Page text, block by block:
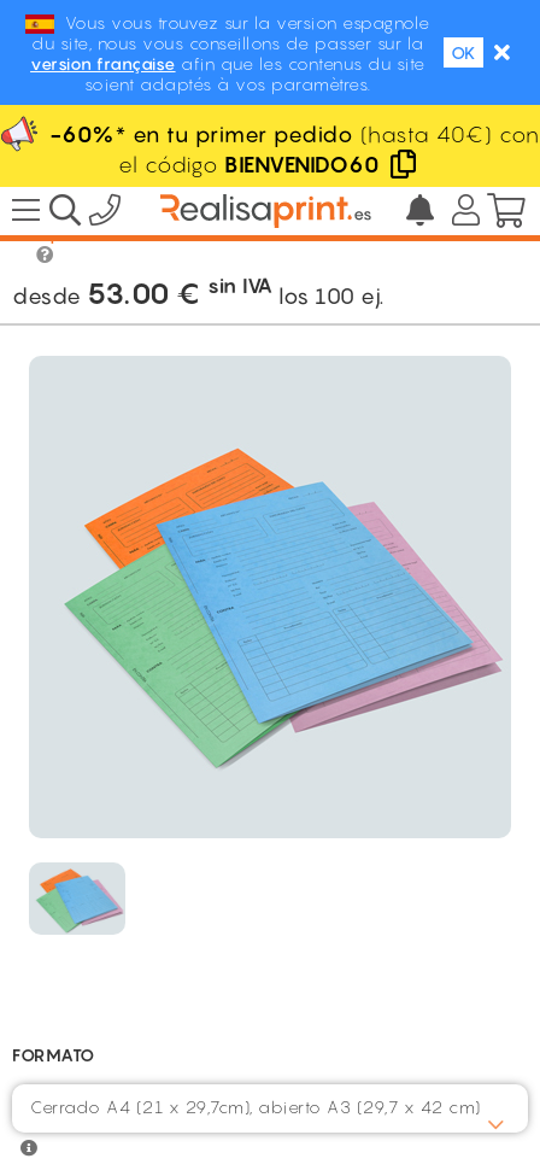
Vous vous trouvez sur la version espagnole
du site, nous vous conseillons de passer sur la
version française afin que les contenus du site
soient adaptés à vos paramètres.
OK
-60%* en tu primer pedido (hasta 40€) con
el código BIENVENIDO60
/ Imprenta / Soporte administrativo
/
Carpeta administrativa
desde 53.00 € sin IVA los 100 ej.
FORMATO
Cerrado A4 (21 x 29,7cm), abierto A3 (29,7 x 42 cm)